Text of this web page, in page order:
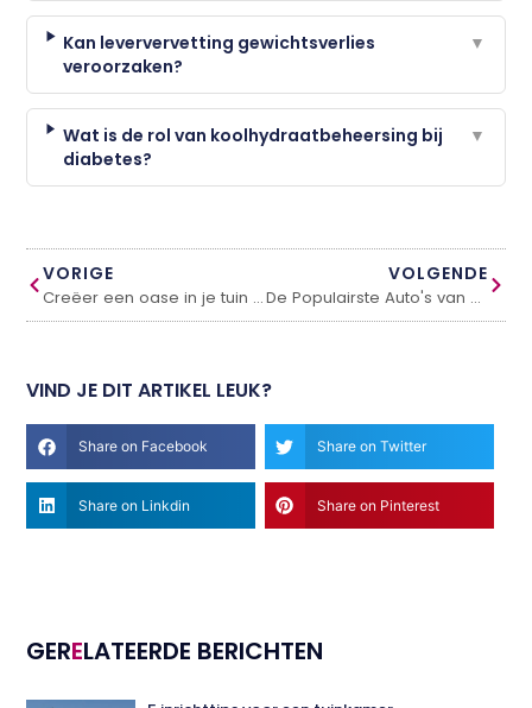
Kan leververvetting gewichtsverlies
veroorzaken?
▼
Wat is de rol van koolhydraatbeheersing bij
diabetes?
▼
VORIGE
Creëer een oase in je tuin met een vijver en de krachtige Oase vijverpomp
VOLGENDE
De Populairste Auto's van 2022: Een Overzicht van de Bestverkochte Modellen
VIND JE DIT ARTIKEL LEUK?
Share on Facebook Share on Twitter
Share on Linkdin Share on Pinterest
GERELATEERDE BERICHTEN